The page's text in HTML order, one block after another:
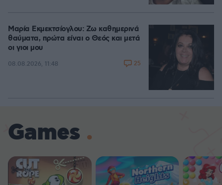
Μαρία Εκμεκτσίογλου: Ζω καθημερινά
θαύματα, πρώτα είναι ο Θεός και μετά
οι γιοι μου
08.08.2026, 11:48 25
Games